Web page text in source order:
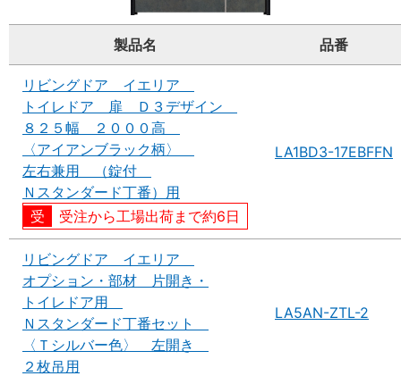
製品名 品番
リビングドア イエリア
トイレドア 扉 Ｄ３デザイン
８２５幅 ２０００高
〈アイアンブラック柄〉
左右兼用 （錠付
Ｎスタンダード丁番）用
受注から工場出荷まで約6日
LA1BD3-17EBFFN
リビングドア イエリア
オプション・部材 片開き・
トイレドア用
Ｎスタンダード丁番セット
〈Ｔシルバー色〉 左開き
２枚吊用
LA5AN-ZTL-2